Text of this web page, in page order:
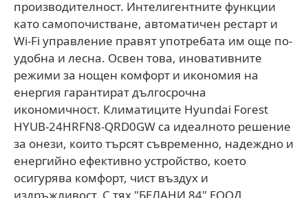
производителност. Интелигентните функции
като самопочистване, автоматичен рестарт и
Wi-Fi управление правят употребата им още по-
удобна и лесна. Освен това, иновативните
режими за нощен комфорт и икономия на
енергия гарантират дългосрочна
икономичност. Климатиците Hyundai Forest
HYUB-24HRFN8-QRD0GW са идеалното решение
за онези, които търсят съвременно, надеждно и
енергийно ефективно устройство, което
осигурява комфорт, чист въздух и
издръжливост. С тях "БЕЛАНИ 84" ЕООД